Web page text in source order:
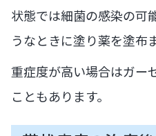
状態では細菌の感染の可
うなときに塗り薬を塗布
重症度が高い場合はガー
こともあります。